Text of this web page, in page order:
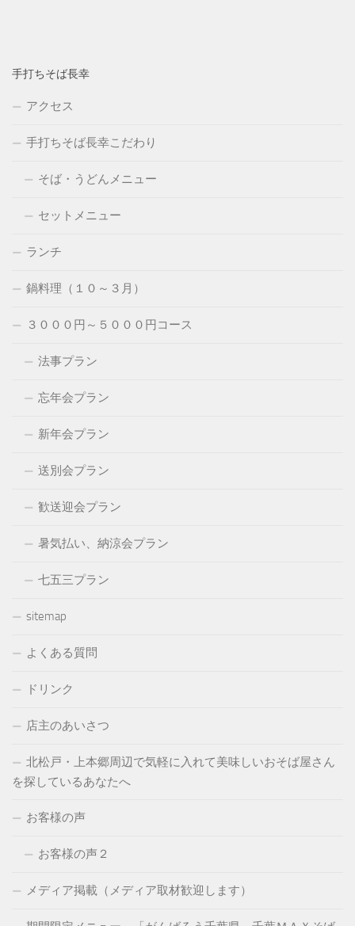
手打ちそば長幸
アクセス
手打ちそば長幸こだわり
そば・うどんメニュー
セットメニュー
ランチ
鍋料理（１０～３月）
３０００円～５０００円コース
法事プラン
忘年会プラン
新年会プラン
送別会プラン
歓送迎会プラン
暑気払い、納涼会プラン
七五三プラン
sitemap
よくある質問
ドリンク
店主のあいさつ
北松戸・上本郷周辺で気軽に入れて美味しいおそば屋さん
を探しているあなたへ
お客様の声
お客様の声２
メディア掲載（メディア取材歓迎します）